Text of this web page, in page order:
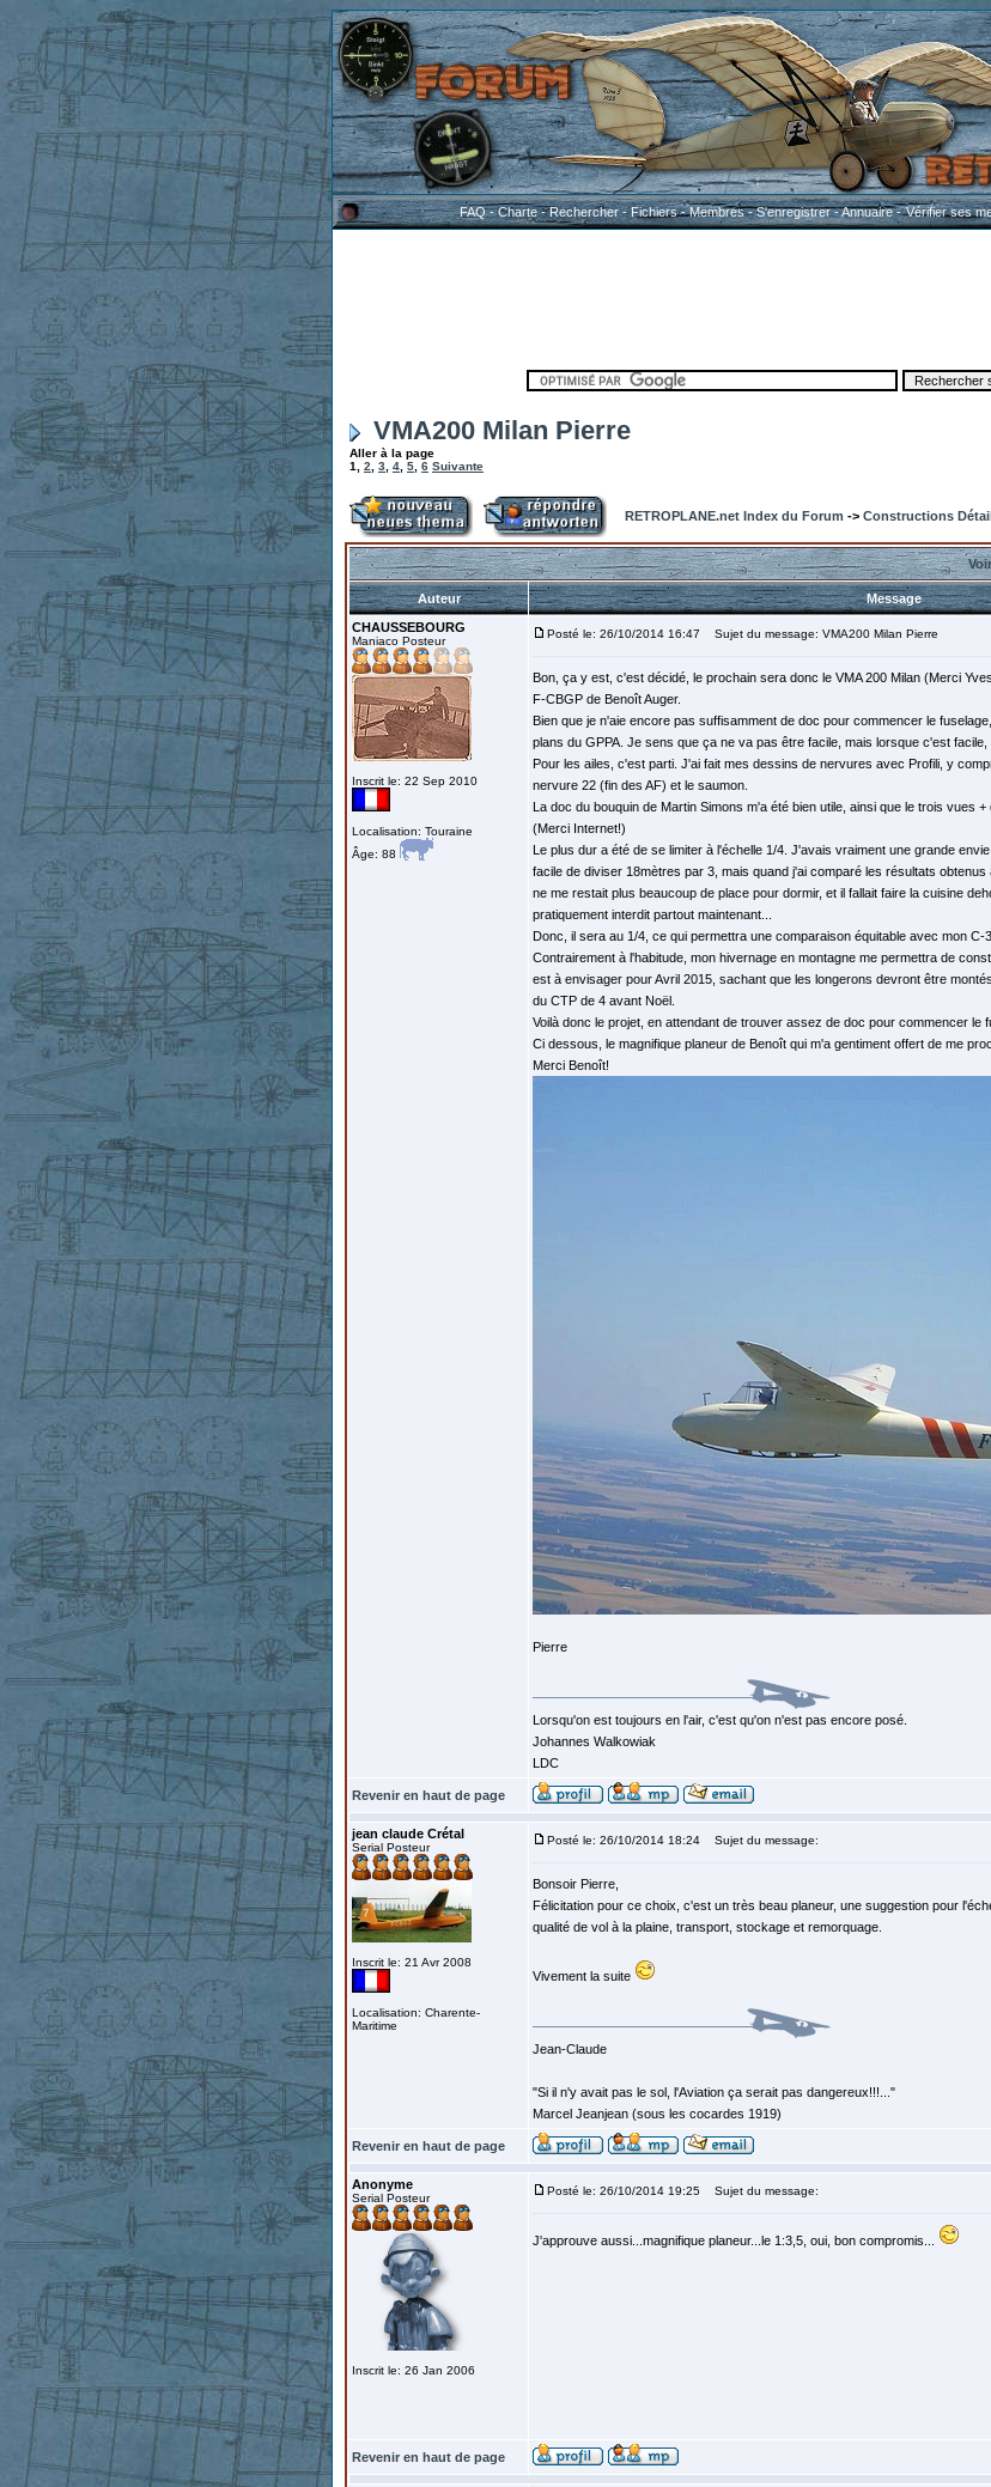
FAQ-Charte-Rechercher-Fichiers-Membres-S'enregistrer-Annuaire-Vérifier ses
VMA200 Milan Pierre
Aller à la page
1
2 3 4 5 6 Suivante
RETROPLANE.net Index du Forum -> Constructions
Auteur
Message
CHAUSSEBOURG
Maniaco Posteur
Inscrit le: 22 Sep 2010
Localisation: Touraine
Âge: 88
Posté le: 26/10/2014 16:47 Sujet du message: VMA200 Milan Pierre
Bon, ça y est, c'est décidé, le prochain sera donc le VMA 200 Milan (Merci
F-CBGP de Benoît Auger.
Bien que je n'aie encore pas suffisamment de doc pour commencer le
plans du GPPA. Je sens que ça ne va pas être facile, mais lorsque c'est facile,
Pour les ailes, c'est parti. J'ai fait mes dessins de nervures avec Profili, y
nervure 22 (fin des AF) et le saumon.
La doc du bouquin de Martin Simons m'a été bien utile, ainsi que le trois vues
(Merci Internet!)
Le plus dur a été de se limiter à l'échelle 1/4. J'avais vraiment une grande
facile de diviser 18mètres par 3, mais quand j'ai comparé les résultats
ne me restait plus beaucoup de place pour dormir, et il fallait faire la cuisine
pratiquement interdit partout maintenant...
Donc, il sera au 1/4, ce qui permettra une comparaison équitable avec mon C-
Contrairement à l'habitude, mon hivernage en montagne me permettra de
est à envisager pour Avril 2015, sachant que les longerons devront être
du CTP de 4 avant Noël.
Voilà donc le projet, en attendant de trouver assez de doc pour commencer le
Ci dessous, le magnifique planeur de Benoît qui m'a gentiment offert de me
Merci Benoît!
Pierre
Lorsqu'on est toujours en l'air, c'est qu'on n'est pas encore posé.
Johannes Walkowiak
LDC
Revenir en haut de page
jean claude Crétal
Serial Posteur
Inscrit le: 21 Avr 2008
Localisation: Charente-
Maritime
Posté le: 26/10/2014 18:24 Sujet du message:
Bonsoir Pierre,
Félicitation pour ce choix, c'est un très beau planeur, une suggestion pour
qualité de vol à la plaine, transport, stockage et remorquage.
Vivement la suite
Jean-Claude
"Si il n'y avait pas le sol, l'Aviation ça serait pas dangereux!!!..."
Marcel Jeanjean (sous les cocardes 1919)
Revenir en haut de page
Anonyme
Serial Posteur
Inscrit le: 26 Jan 2006
Posté le: 26/10/2014 19:25 Sujet du message:
J'approuve aussi...magnifique planeur...le 1:3,5, oui, bon compromis...
Revenir en haut de page